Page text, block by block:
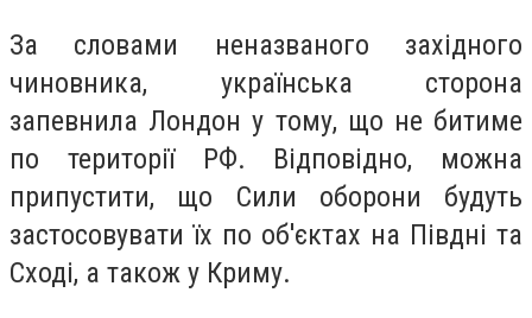
За словами неназваного західного
чиновника, українська сторона
запевнила Лондон у тому, що не битиме
по території РФ. Відповідно, можна
припустити, що Сили оборони будуть
застосовувати їх по об'єктах на Півдні та
Сході, а також у Криму.